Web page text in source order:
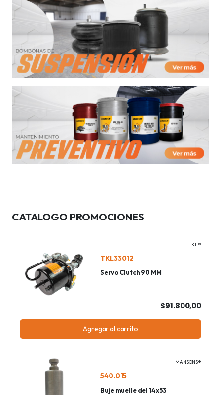
CATALOGO PROMOCIONES
TKL®
TKL33012
Servo Clutch 90 MM
$91.800,00
Agregar al carrito
MANSONS®
540.015
Buje muelle del 14x53